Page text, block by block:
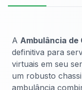
A Ambulância de
definitiva para
virtuais em seu
um robusto
ambulância